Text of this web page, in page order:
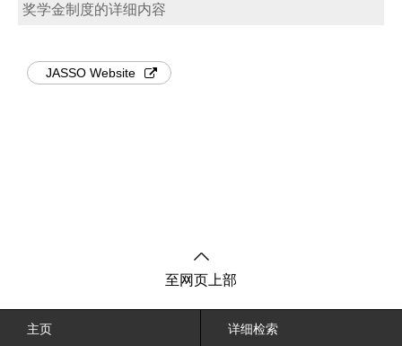
奖学金制度的详细内容
JASSO Website
至网页上部
主页 详细检索